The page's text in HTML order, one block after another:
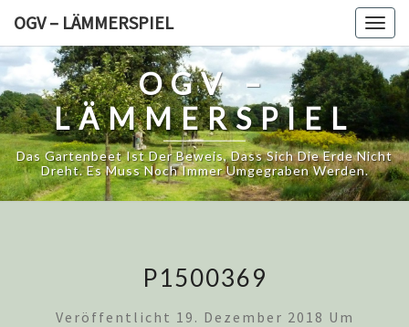
content
OGV – LÄMMERSPIEL
OGV –
LÄMMERSPIEL
Das Gartenbeet Ist Der Beweis, Dass Sich Die Erde Nicht
Dreht. Es Muss Noch Immer Umgegraben Werden.
P1500369
Veröffentlicht 19. Dezember 2018 Um